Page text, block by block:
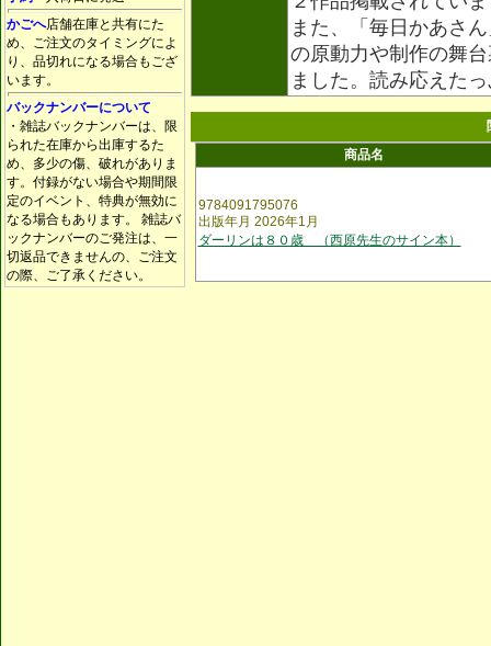
かごへ店舗在庫と共有にた
め、ご注文のタイミングによ
り、品切れになる場合もござ
います。
バックナンバーについて
・雑誌バックナンバーは、限
られた在庫から出庫するた
め、多少の傷、破れがありま
す。付録がない場合や期間限
定のイベント、特典が無効に
なる場合もあります。 雑誌バ
ックナンバーのご発注は、一
切返品できませんの、ご注文
の際、ご了承ください。
また、「毎日かあさ
の原動力や制作の舞
ました。読み応えた
商品名
9784091795076
出版年月 2026年1月
ダーリンは８０歳 （西原先生のサイン本）